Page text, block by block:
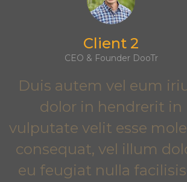
CEO & Founder DooTr
vel eum iriure
in hendrerit in
velit esse molestie
vel illum dolore
nulla facilisis at